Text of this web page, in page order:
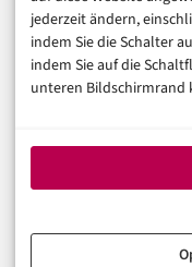
jederzeit ändern,
indem Sie die Schalter
indem Sie auf die
unteren Bildschirmrand
Werbeformate & Media Kit
Rechtliches
Datenschutzerklärung (EU)
Cookie-Richtlinie (EU)